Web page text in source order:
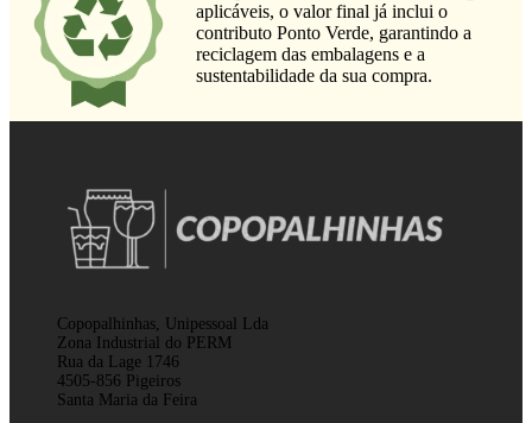
aplicáveis, o valor final já inclui o
contributo Ponto Verde, garantindo a
reciclagem das embalagens e a
sustentabilidade da sua compra.
Copopalhinhas, Unipessoal Lda
Zona Industrial do PERM
Rua da Lage 1746
4505-856 Pigeiros
Santa Maria da Feira